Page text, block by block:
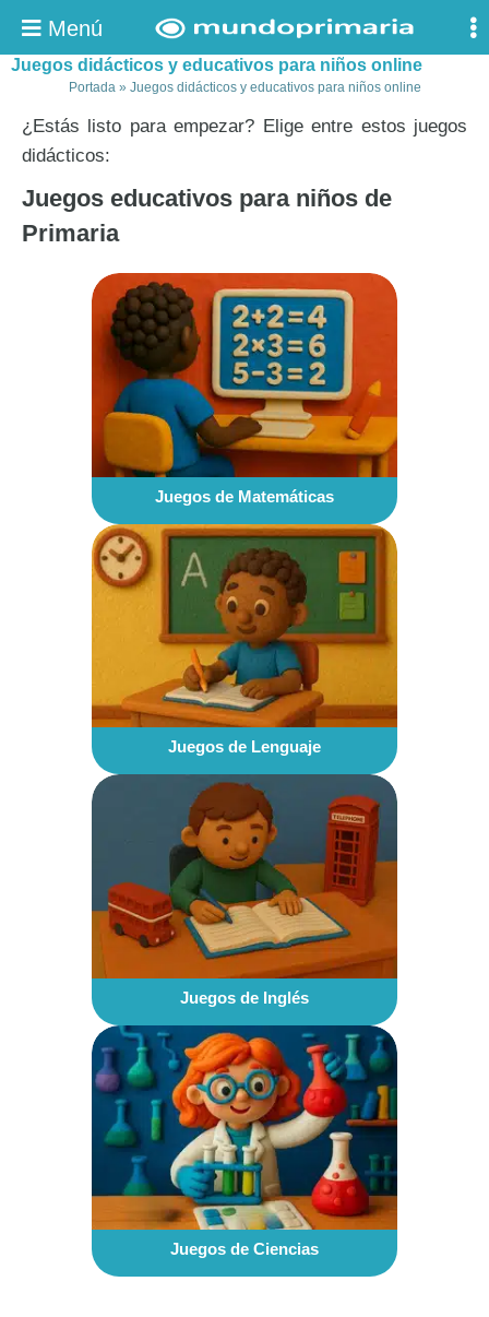
Menú
Juegos didácticos y educativos para niños online
Portada» Juegos didácticos y educativos para niños online
¿Estás listo para empezar? Elige entre estos juegos
didácticos:
Juegos educativos para niños de
Primaria
Juegos de Matemáticas
Juegos de Lenguaje
Juegos de Inglés
Juegos de Ciencias